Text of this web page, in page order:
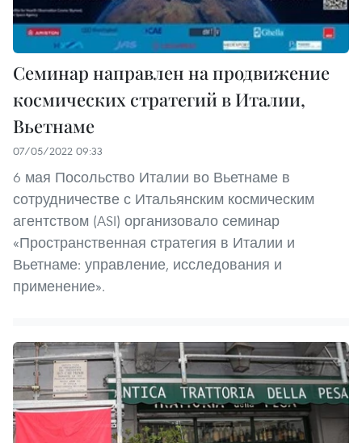
Семинар направлен на продвижение
космических стратегий в Италии,
Вьетнаме
07/05/2022 09:33
6 мая Посольство Италии во Вьетнаме в
сотрудничестве с Итальянским космическим
агентством (ASI) организовало семинар
«Пространственная стратегия в Италии и
Вьетнаме: управление, исследования и
применение».